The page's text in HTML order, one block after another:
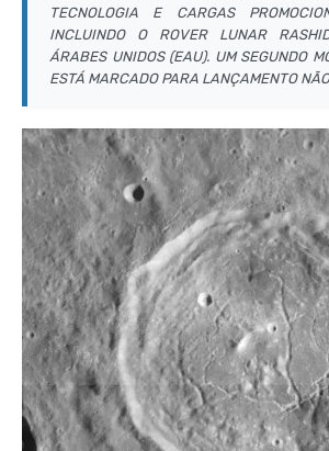
TECNOLOGIA E CARGAS
INCLUINDO O ROVER LUNAR
ÁRABES UNIDOS (EAU). UM SEGUNDO
ESTÁ MARCADO PARA LANÇAMENTO